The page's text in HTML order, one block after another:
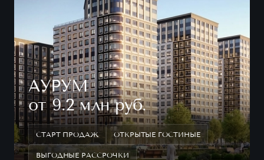
АУРУМ
от 9.2 млн руб.
СТАРТ ПРОДАЖ ОТКРЫТЫЕ ГОСТИНЫЕ
ВЫГОДНЫЕ РАССРОЧКИ